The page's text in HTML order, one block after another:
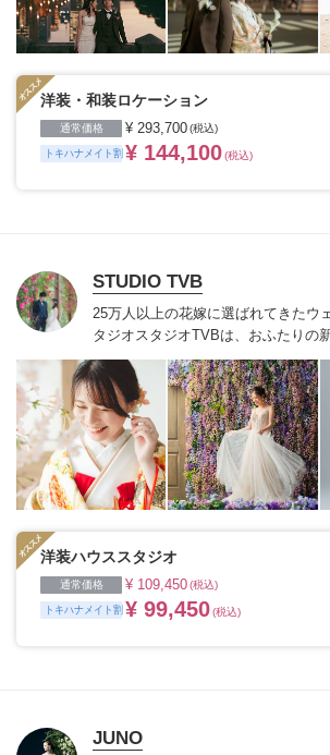
が揃ったスタジオ、フィレンツェや
ク・ハワイ・グアムなど世界中の好
特別な一日の大切な瞬間を残したい
できない場合がございます。
洋装・和装ロケーション
通常価格 ¥ 293,700(税込)
トキハナメイト割 ¥ 144,100(税込)
STUDIO TVB
25万人以上の花嫁に選ばれてきたウ
タジオスタジオTVBは、おふたりの
添える“最高のウェディングフォト”
いただきます。1枚の写真のチカラを
洋装ハウススタジオ
通常価格 ¥ 109,450(税込)
トキハナメイト割 ¥ 99,450(税込)
JUNO